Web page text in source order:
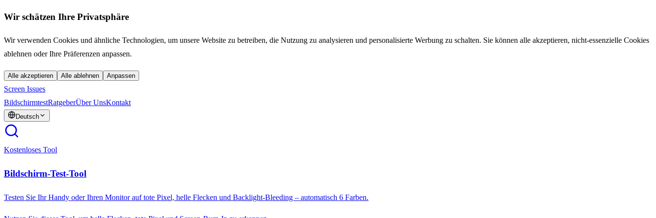
Wir schätzen Ihre Privatsphäre
Wir verwenden Cookies und ähnliche Technologien, um unsere Website zu betreiben, die Nutzung zu analysieren und personalisierte Werbung zu schalten. Sie können alle akzeptieren, nicht-essenzielle Cookies
ablehnen oder Ihre Präferenzen anpassen.
Alle akzeptieren Alle ablehnen Anpassen
Screen Issues
BildschirmtestRatgeberÜber UnsKontakt
Deutsch
Kostenloses Tool
Bildschirm-Test-Tool
Testen Sie Ihr Handy oder Ihren Monitor auf tote Pixel, helle Flecken und Backlight-Bleeding – automatisch 6 Farben.